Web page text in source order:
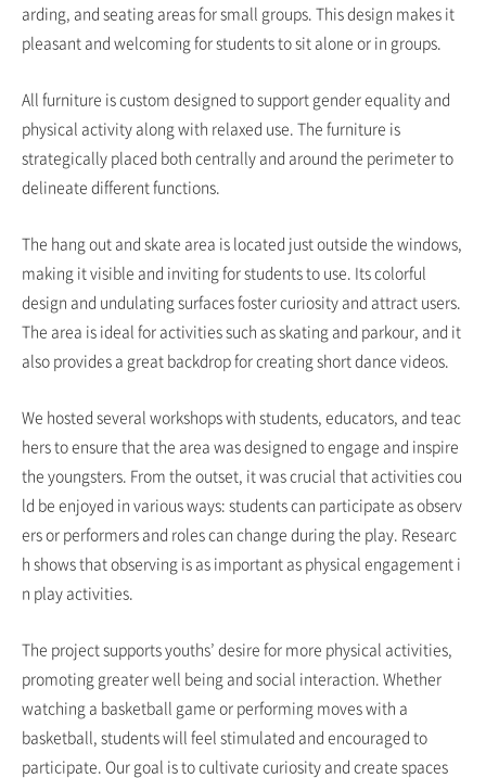
arding, and seating areas for small groups. This design makes it
pleasant and welcoming for students to sit alone or in groups.
All furniture is custom designed to support gender equality and
physical activity along with relaxed use. The furniture is
strategically placed both centrally and around the perimeter to
delineate different functions.
The hang out and skate area is located just outside the windows,
making it visible and inviting for students to use. Its colorful
design and undulating surfaces foster curiosity and attract users.
The area is ideal for activities such as skating and parkour, and it
also provides a great backdrop for creating short dance videos.
We hosted several workshops with students, educators, and teac
hers to ensure that the area was designed to engage and inspire
the youngsters. From the outset, it was crucial that activities cou
ld be enjoyed in various ways: students can participate as observ
ers or performers and roles can change during the play. Researc
h shows that observing is as important as physical engagement i
n play activities.
The project supports youths’ desire for more physical activities,
promoting greater well being and social interaction. Whether
watching a basketball game or performing moves with a
basketball, students will feel stimulated and encouraged to
participate. Our goal is to cultivate curiosity and create spaces